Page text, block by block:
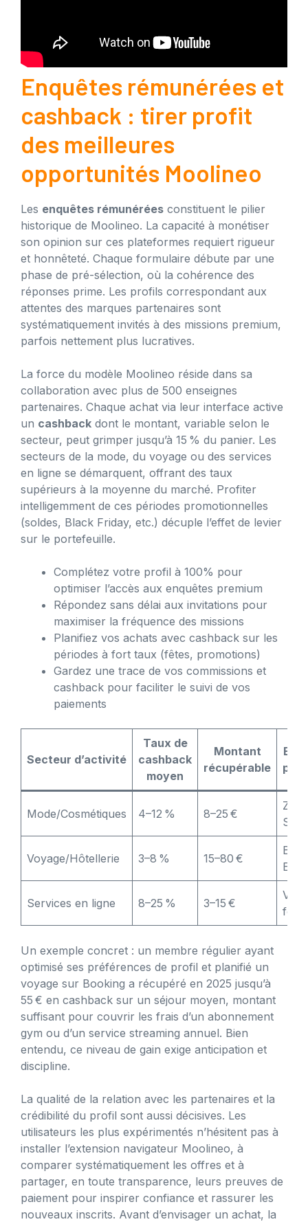
Enquêtes rémunérées et
cashback : tirer profit
des meilleures
opportunités Moolineo
Les enquêtes rémunérées constituent le pilier
historique de Moolineo. La capacité à monétiser
son opinion sur ces plateformes requiert rigueur
et honnêteté. Chaque formulaire débute par une
phase de pré-sélection, où la cohérence des
réponses prime. Les profils correspondant aux
attentes des marques partenaires sont
systématiquement invités à des missions premium,
parfois nettement plus lucratives.
La force du modèle Moolineo réside dans sa
collaboration avec plus de 500 enseignes
partenaires. Chaque achat via leur interface active
un cashback dont le montant, variable selon le
secteur, peut grimper jusqu’à 15 % du panier. Les
secteurs de la mode, du voyage ou des services
en ligne se démarquent, offrant des taux
supérieurs à la moyenne du marché. Profiter
intelligemment de ces périodes promotionnelles
(soldes, Black Friday, etc.) décuple l’effet de levier
sur le portefeuille.
Complétez votre profil à 100% pour
optimiser l’accès aux enquêtes premium
Répondez sans délai aux invitations pour
maximiser la fréquence des missions
Planifiez vos achats avec cashback sur les
périodes à fort taux (fêtes, promotions)
Gardez une trace de vos commissions et
cashback pour faciliter le suivi de vos
paiements
Secteur d’activité
Taux de
cashback
moyen
Montant
récupérable
Mode/Cosmétiques 4–12 % 8–25 €
Voyage/Hôtellerie 3–8 % 15–80 €
Services en ligne 8–25 % 3–15 €
Un exemple concret : un membre régulier ayant
optimisé ses préférences de profil et planifié un
voyage sur Booking a récupéré en 2025 jusqu’à
55 € en cashback sur un séjour moyen, montant
suffisant pour couvrir les frais d’un abonnement
gym ou d’un service streaming annuel. Bien
entendu, ce niveau de gain exige anticipation et
discipline.
La qualité de la relation avec les partenaires et la
crédibilité du profil sont aussi décisives. Les
utilisateurs les plus expérimentés n’hésitent pas à
installer l’extension navigateur Moolineo, à
comparer systématiquement les offres et à
partager, en toute transparence, leurs preuves de
paiement pour inspirer confiance et rassurer les
nouveaux inscrits. Avant d’envisager un achat, la